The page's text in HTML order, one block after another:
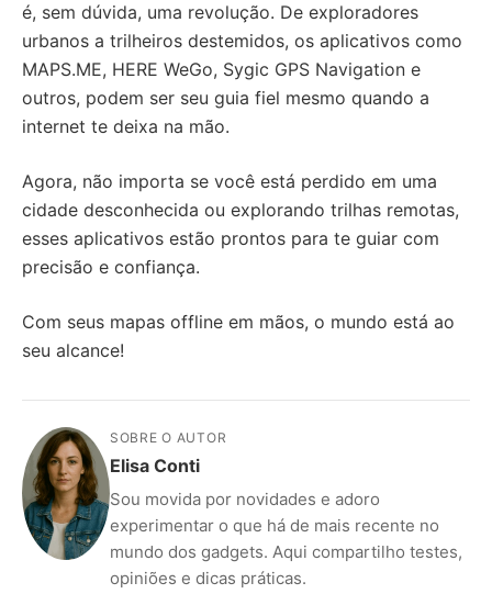
é, sem dúvida, uma revolução. De exploradores
urbanos a trilheiros destemidos, os aplicativos como
MAPS.ME, HERE WeGo, Sygic GPS Navigation e
outros, podem ser seu guia fiel mesmo quando a
internet te deixa na mão.
Agora, não importa se você está perdido em uma
cidade desconhecida ou explorando trilhas remotas,
esses aplicativos estão prontos para te guiar com
precisão e confiança.
Com seus mapas offline em mãos, o mundo está ao
seu alcance!
SOBRE O AUTOR
Elisa Conti
Sou movida por novidades e adoro
experimentar o que há de mais recente no
mundo dos gadgets. Aqui compartilho testes,
opiniões e dicas práticas.